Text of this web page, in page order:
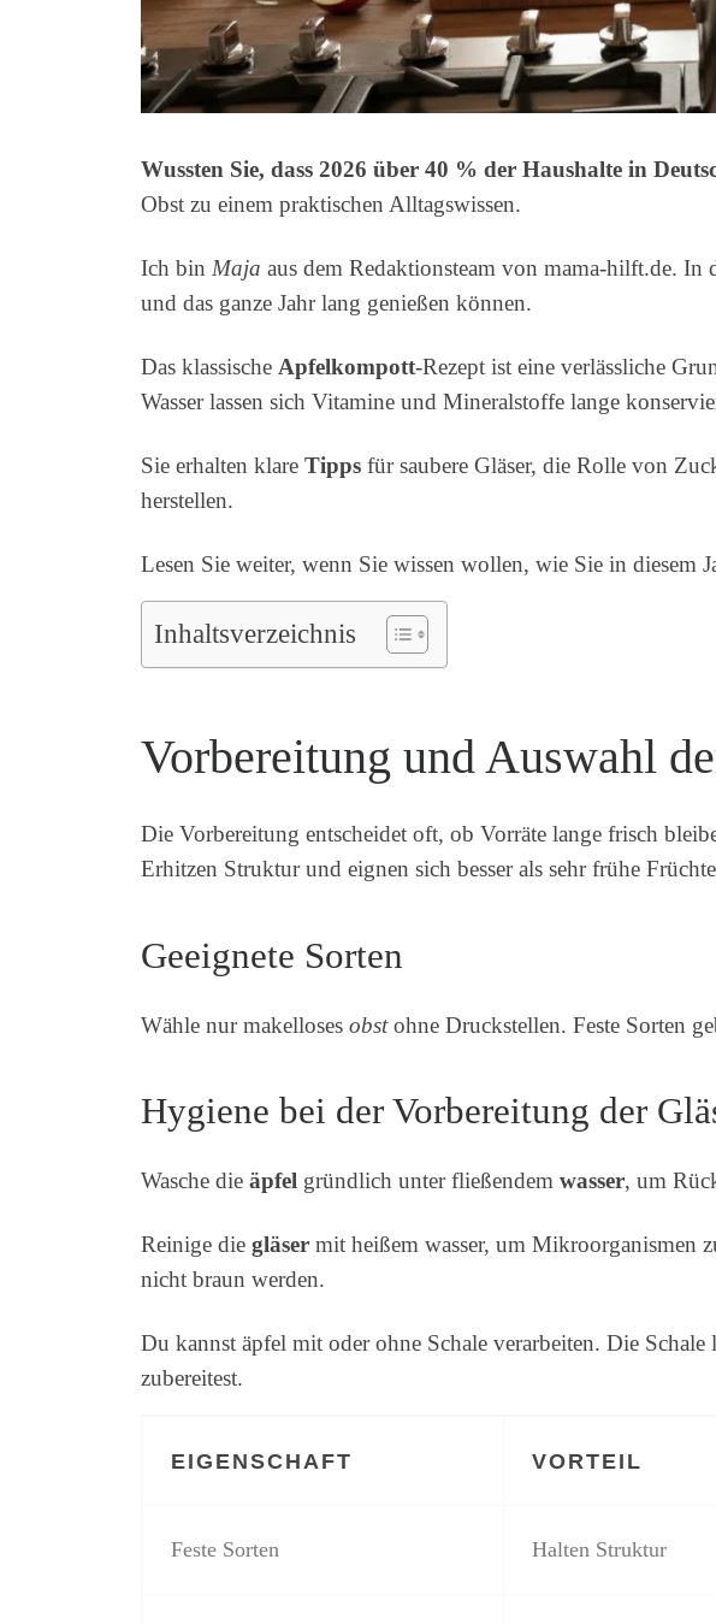
Wussten Sie, dass 2026 über 40 % der Haushalte in
Obst zu einem praktischen Alltagswissen.
Ich bin Maja aus dem Redaktionsteam von mama-hilft.de.
und das ganze Jahr lang genießen können.
Das klassische Apfelkompott-Rezept ist eine verlässliche
Wasser lassen sich Vitamine und Mineralstoffe lange
Sie erhalten klare Tipps für saubere Gläser, die Rolle von
herstellen.
Lesen Sie weiter, wenn Sie wissen wollen, wie Sie in diesem
Inhaltsverzeichnis
Vorbereitung und Auswahl
Die Vorbereitung entscheidet oft, ob Vorräte lange frisch
Erhitzen Struktur und eignen sich besser als sehr frühe
Geeignete Sorten
Wähle nur makelloses obstohne Druckstellen. Feste Sorten
Hygiene bei der Vorbereitung der
Wasche die äpfel gründlich unter fließendem wasser, um
Reinige die gläser mit heißem wasser, um Mikroorganismen
nicht braun werden.
Du kannst äpfel mit oder ohne Schale verarbeiten. Die
zubereitest.
EIGENSCHAFT VORTEIL
Feste Sorten Halten Struktur